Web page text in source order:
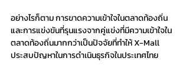
อย่างไรก็ตาม การขาดความเข้าใจในตลาดท้องถิ่น
และการแข่งขันที่รุนแรงจากคู่แข่งที่มีความเข้าใจใน
ตลาดท้องถิ่นมากกว่าเป็นปัจจัยที่ทำให้ X-Mall
ประสบปัญหาในการดำเนินธุรกิจในประเทศไทย